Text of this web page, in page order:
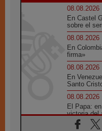
08.08.2026
En Castel
sobre el
08.08.2026
En
firma»
08.08.2026
En
Santo
08.08.2026
El Papa:
victoria del
08.08.2026